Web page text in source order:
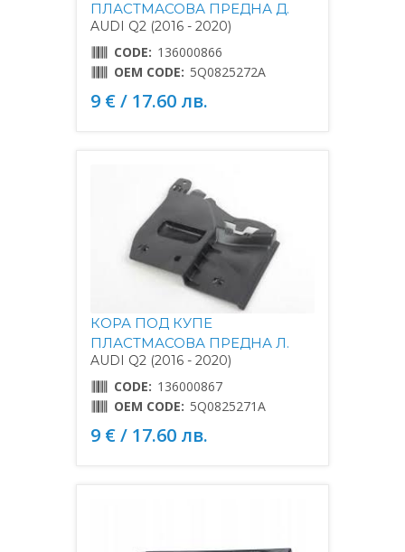
ПЛАСТМАСОВА ПРЕДНА Д.
AUDI Q2 (2016 - 2020)
CODE: 136000866
OEM CODE: 5Q0825272A
9 € / 17.60 лв.
КОРА ПОД КУПЕ
ПЛАСТМАСОВА ПРЕДНА Л.
AUDI Q2 (2016 - 2020)
CODE: 136000867
OEM CODE: 5Q0825271A
9 € / 17.60 лв.